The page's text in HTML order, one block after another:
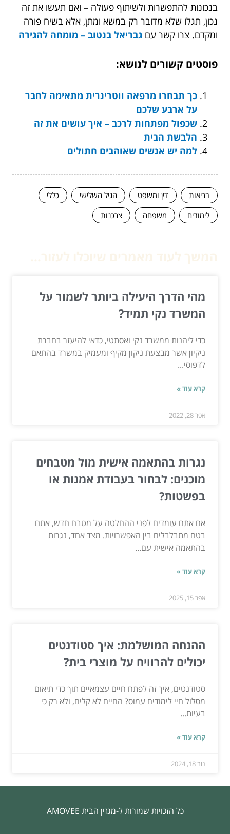
בנכונות להתפשרות ולשיתוף פעולה – ואם תעשו את זה
נכון, תגלו שלא מדובר רק במשא ומתן, אלא בשיח פורה
ומקדם. צרו קשר עם גבריאל בנטוב – מומחה להגירה
פוסטים קשורים לנושא:
כך תבחרו מרפאה ווטרינרית מתאימה לחבר
על ארבע שלכם
שכפול מפתחות לרכב – איך עושים את זה
הלבשת הבית
למה יש אנשים שאוהבים חתולים
בריאות דין ומשפט הגיל השלישי
כללי
לימודים
משפחה צרכנות
מהי הדרך היעילה ביותר לשמור על
המשרד נקי תמיד?
כדי ליהנות ממשרד נקי ואסתטי, כדאי להיעזר בחברת
ניקיון אשר מבצעת ניקון מקיף ומעמיק במשרד בהתאם
לדפוסי...
קרא עוד »
אפר 28, 2022
נגרות בהתאמה אישית מול מטבחים
מוכנים: לבחור בעבודת אמנות או
בפשטות?
אם אתם עומדים לפני ההחלטה על מטבח חדש, אתם
בטח מתבלבלים בין האפשרויות. מצד אחד, נגרות
בהתאמה אישית עם...
קרא עוד »
אפר 15, 2025
ההנחה המושלמת: איך סטודנטים
יכולים להרוויח על מוצרי בית?
סטודנטים, איך זה לפתח חיים עצמאיים תוך כדי תיאום
מסלול חיי לימודים עמוס? החיים לא קלים, ולא רק כי
בעיות...
קרא עוד »
נוב 18, 2024
כל הזכויות שמורות ל-מגזין הבית AMOVEE